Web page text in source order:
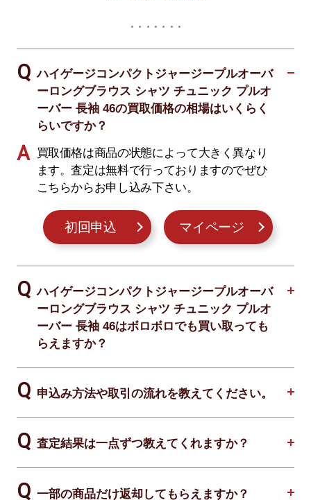
ハイゲージコンパクトジャージープルオーバ
ーロングブラウス シャツ チュニック プルオ
ーバー 長袖 46の買取価格の相場はいくらく
らいですか？
買取価格は商品の状態によって大きく異なり
ます。査定は無料で行っておりますのでぜひ
こちらからお申し込み下さい。
初回申込 マイページ
ハイゲージコンパクトジャージープルオーバ
ーロングブラウス シャツ チュニック プルオ
ーバー 長袖 46はボロボロでも買い取っても
らえますか？
申込み方法や取引の流れを教えてください。
査定結果は一点ずつ教えてくれますか？
一部の商品だけ返却してもらえますか？